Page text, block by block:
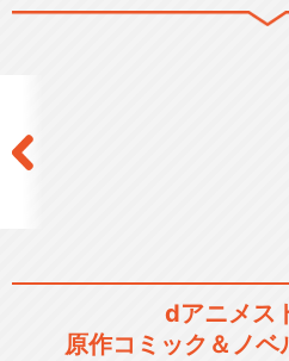
dアニメス
原作コミック＆ノベ